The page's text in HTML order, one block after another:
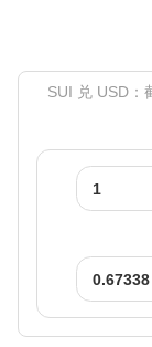
SUI 兑 USD：